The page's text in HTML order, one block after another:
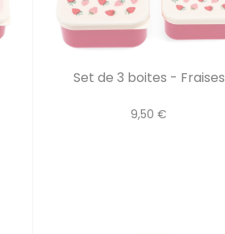
Set de 3 boites - Fraises
9,50 €